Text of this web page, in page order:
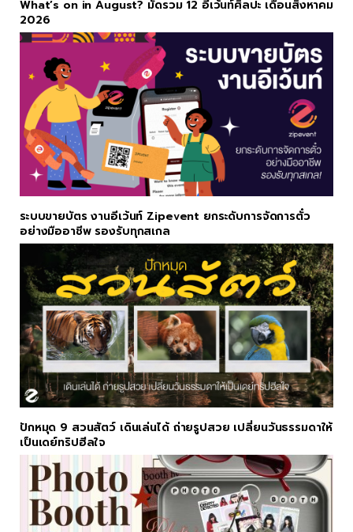
What’s on in August? มัดรวม 12 อีเว้นท์ศิลปะ เดือนสิงหาคม
2026
ระบบขายบัตร งานอีเว้นท์ Zipevent ยกระดับการจัดการตั๋ว
อย่างมืออาชีพ รองรับทุกสเกล
ปักหมุด 9 สวนสัตว์ เดินเล่นได้ ถ่ายรูปสวย เปลี่ยนวันธรรมดาให้
เป็นเดย์ทริปฮีลใจ